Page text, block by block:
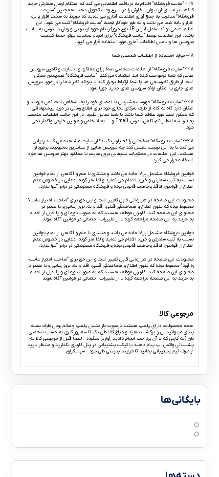
۱-۱۷-” سایت فروشگاه” اقدام به دریافت اطلاعاتی می کند که هنگام ارسال سفارش خرید
کالاها، بر مبنای آن بتوان سفارش را در اسرع وقت تحویل دهد. همچنین “سایت
فروشگاه” مبادرت به جمع آوری اطلاعات آماری می نماید که مربوط به سخت افزار و نرم
افزار رایانه شما می باشد و به طور خودکار توسط “سایت فروشگاه” ثبت می شود. این
اطلاعات می تواند شامل آدرس IP، نوع مرورگر، نام حوزه اینترنتی و زمان دسترسی به سایت
باشد. این اطلاعات توسط “سایت فروشگاه” برای انجام عملیات بهتر، حفظ کیفیت
سرویس ها و تامین اطلاعات آماری مورد استفاده قرار می گیرد.
۱8– موارد استفاده از اطلاعات شخصی شما
۱-۱8-” سایت فروشگاه” از اطلاعات شخصی شما برای عملکرد وب سایت و تامین سرویس
هایی که شما درخواست کرده اید استفاده می کند. “سایت فروشگاه” همچنین ممکن
است از طریق نظرسنجی ها با شما ارتباط برقرار کند تا بتواند نظر شما را در مورد سرویس
های جاری یا امکان ارائه سرویس های جدید جویا شود.
۲-18-” سایت فروشگاه” فهرست مشتریان یا اعضای خود را به اشخاص ثالث نمی فروشد و
امکان دارد گاه به گاه، از طرف شرکای تجاری خود برای اطلاع رسانی در مورد پیشنهاداتی
که ممکن است مورد علاقه شما باشد با شما تماس بگیرد. در این حالت، اطلاعات منحصر
به فرد شما نظیر نام، تلفن، آدرس، Email و … به اشخاص و طرفین خارجی واگذار نمی
شود.
۳-۱8-” سایت فروشگاه” صفحاتی را که بازدیدکنندگان سایت مشاهده می کنند ردیابی
می کند تا به این ترتیب، تعیین کند چه سرویس هایی از بیشترین محبوبیت برخوردار
هستند. این اطلاعات در محتویات تبلیغاتی درون سایت یا عملکرد بهتر سرویس ها مورد
استفاده قرار می گیرد.
قوانین فروشگاه مشتمل بر18 ماده می باشد و مشتری با علم و آگاهی از تمام قوانین
نسبت به ثبت سفارش و خرید اقدام می نماید و لذا هر گونه ادعایی در خصوص عدم
اطلاع از قوانین، فاقد وجاهت قانونی بوده و فروشگاه مسئولیتی در برابر آنها ندارد.
محتویات این صفحه در هر زمانی قابل تغییر است و این حق برای “صاحب امتیاز سایت”
محفوظ بوده که بدون اطلاع و هماهنگی قبلی، اقدام به، بروز رسانی و یا تغییر در
محتوای این صفحه کند. کاربران موظف هستند که به صورت دوره ای و یا قبل از اقدام
به خرید به این صفحه مراجعه کرده تا از تغییرات احتمالی در قوانین آگاه شوند.
قوانین فروشگاه مشتمل بر18 ماده می باشد و مشتری با علم و آگاهی از تمام قوانین
نسبت به ثبت سفارش و خرید اقدام می نماید و لذا هر گونه ادعایی در خصوص عدم
اطلاع از قوانین، فاقد وجاهت قانونی بوده و فروشگاه مسئولیتی در برابر آنها ندارد.
محتویات این صفحه در هر زمانی قابل تغییر است و این حق برای “صاحب امتیاز سایت
ره آورد” محفوظ بوده که بدون اطلاع و هماهنگی قبلی، اقدام به، بروز رسانی و یا تغییر در
محتوای این صفحه کند. کاربران موظف هستند که به صورت دوره ای و یا قبل از اقدام
به خرید به این صفحه مراجعه کرده تا از تغییرات احتمالی در قوانین آگاه شوند
مرجوعی کالا
همه محصولات دارای پلمپ هستند درصورت باز نشدن پلمپ و سالم بودن ظرف بسته
بندی میتوانید ان را برگشت دهید و مبلغ کالا طی یک تا سه روز کاری به حساب شخصی
تان (به کارتی که با آن پرداخت انجام دادید )واریز میگردد . لطفاً قبل از مرجوعی کالا به
پشتیبانی واتس اپ پیام دهید یا تیکت پشتیبانی در پنل کاربری بگذارید و منتظر تایید
از طرف تیم پشتیبانی بمانید تا فرایند بدرستی طی شود . سپاسگزارم
بایگانی‌ها